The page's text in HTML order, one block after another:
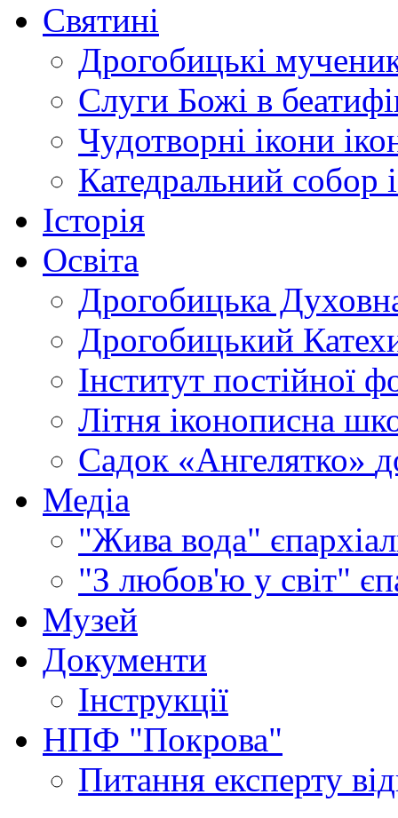
Святині
Дрогобицькі
Слуги Божі в
Чудотворні ікони
Катедральний собор
Історія
Освіта
Дрогобицька
Дрогобицький
Інститут постійної
Літня іконописна
Садок «Ангелятко»
Медіа
"Жива вода"
"З любов'ю у світ"
Музей
Документи
Інструкції
НПФ "Покрова"
Питання експерту